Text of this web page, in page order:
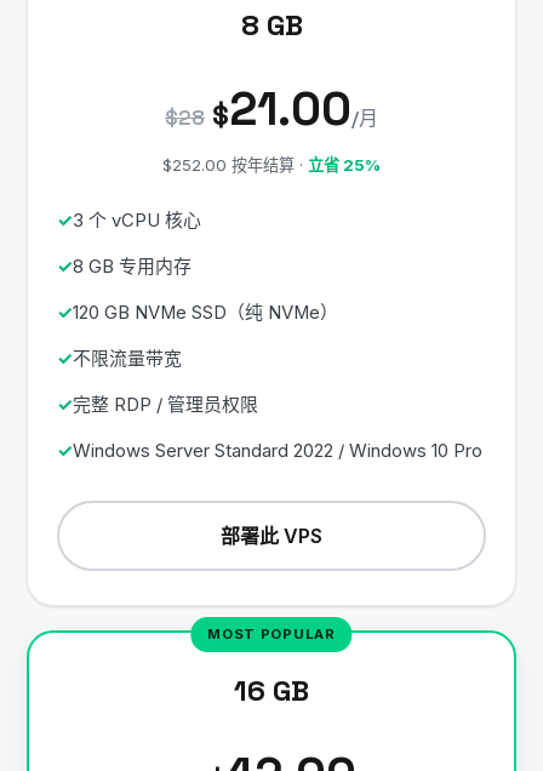
8 GB
$28 $21.00/月
$252.00 按年结算 · 立省 25%
3 个 vCPU 核心
8 GB 专用内存
120 GB NVMe SSD（纯 NVMe）
不限流量带宽
完整 RDP / 管理员权限
Windows Server Standard 2022 / Windows 10 Pro
部署此 VPS
16 GB